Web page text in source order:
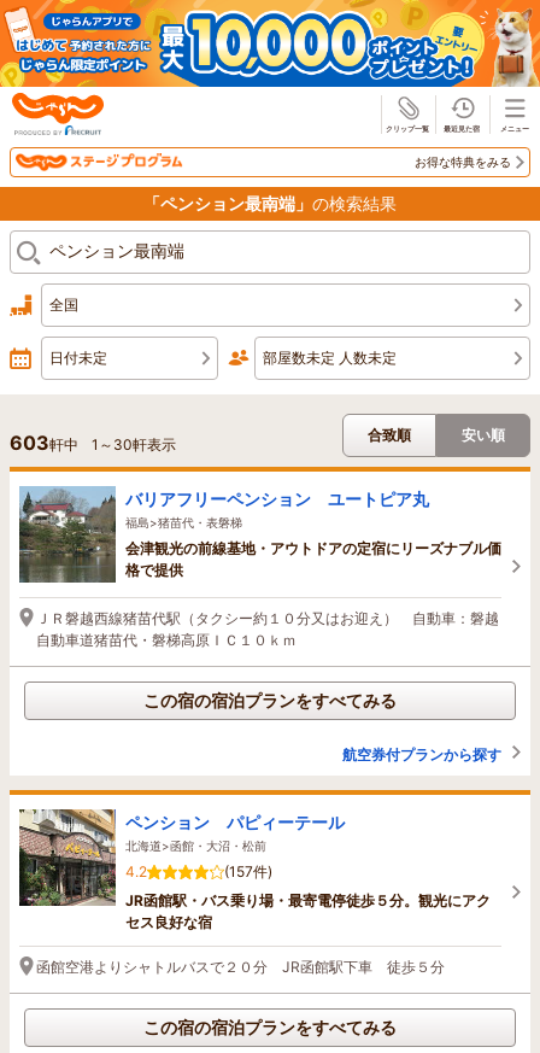
お得な特典をみる
「ペンション最南端」 の検索結果
全国
日付未定 部屋数未定 人数未定
603軒中 1 ～ 30軒表示
合致順 安い順
バリアフリーペンション ユートピア丸
福島>猪苗代・表磐梯
会津観光の前線基地・アウトドアの定宿にリーズナブル価
格で提供
ＪＲ磐越西線猪苗代駅（タクシー約１０分又はお迎え） 自動車：磐越
自動車道猪苗代・磐梯高原ＩＣ１０ｋｍ
この宿の宿泊プランをすべてみる
航空券付プランから探す
ペンション パピィーテール
北海道>函館・大沼・松前
4.2
(157件)
JR函館駅・バス乗り場・最寄電停徒歩５分。観光にアク
セス良好な宿
函館空港よりシャトルバスで２０分 JR函館駅下車 徒歩５分
この宿の宿泊プランをすべてみる